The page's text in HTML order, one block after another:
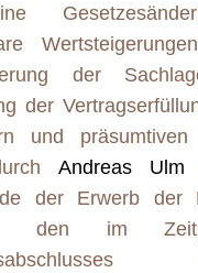
der
der
und präsumtiven
Andreas Ulm
der Erwerb der
den im